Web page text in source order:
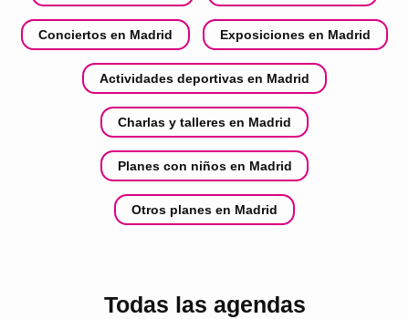
Conciertos en Madrid Exposiciones en Madrid
Actividades deportivas en Madrid
Charlas y talleres en Madrid
Planes con niños en Madrid
Otros planes en Madrid
Todas las agendas